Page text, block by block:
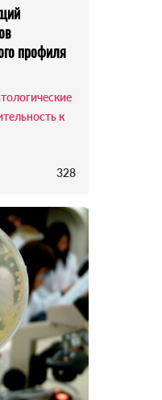
профиля
к
328